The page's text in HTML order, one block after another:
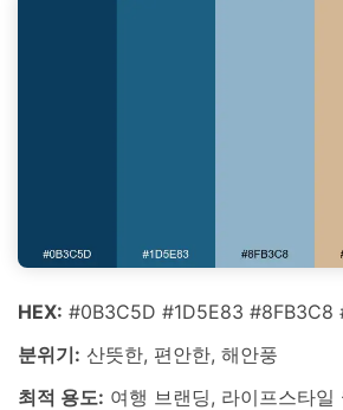
HEX: #0B3C5D #1D5E83 #8FB3C8
분위기: 산뜻한, 편안한, 해안풍
최적 용도: 여행 브랜딩, 라이프스타일